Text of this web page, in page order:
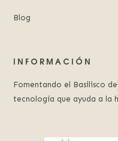
Blog
INFORMACIÓN
Fomentando el Basilisco
tecnología que ayuda a la